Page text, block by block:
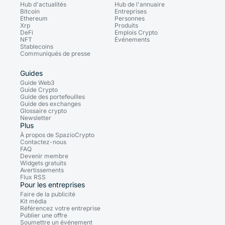
Hub d'actualités
Bitcoin
Ethereum
Xrp
DeFi
NFT
Stablecoins
Communiqués de presse
Hub de l'annuaire
Entreprises
Personnes
Produits
Emplois Crypto
Événements
Guides
Guide Web3
Guide Crypto
Guide des portefeuilles
Guide des exchanges
Glossaire crypto
Newsletter
Plus
À propos de SpazioCrypto
Contactez-nous
FAQ
Devenir membre
Widgets gratuits
Avertissements
Flux RSS
Pour les entreprises
Faire de la publicité
Kit média
Référencez votre entreprise
Publier une offre
Soumettre un événement